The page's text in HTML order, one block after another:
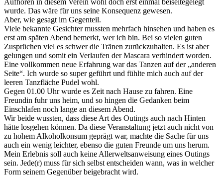
wurde. Das wäre für uns seine Konsequenz gewesen.
Aber, wie gesagt im Gegenteil.
Viele bekannte Gesichter mussten mehrfach hinsehen und haben es
erst am späten Abend bemerkt, wer ich bin. Bei so vielen guten
Zusprüchen viel es schwer die Tränen zurückzuhalten. Es ist aber
gelungen und somit ein Verlaufen der Mascara verhindert worden.
Eine vollkommen neue Erfahrung war das Tanzen auf der „anderen
Seite“. Ich wurde so super geführt und fühlte mich auch auf der
leeren Tanzfläche Pudel wohl.
Gegen 01.00 Uhr wurde es Zeit nach Hause zu fahren. Eine
Freundin fuhr uns heim, und so hingen die Gedanken beim
Einschlafen noch lange an diesem Abend.
Wir beide wussten, dass diese Art des Outings auch nach Hinten
hätte losgehen können. Da diese Veranstaltung jetzt auch nicht von
zu hohem Alkoholkonsum geprägt war, machte die Sache für uns
auch ein wenig leichter, ebenso die guten Freunde um uns herum.
Mein Erlebnis soll auch keine Allerweltsanweisung eines Outings
sein. Jede(r) muss für sich selbst entscheiden wann, was in welcher
Form seinem Gegenüber beigebracht wird.